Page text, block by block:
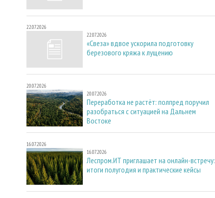
22.07.2026
22.07.2026
«Свеза» вдвое ускорила подготовку
березового кряжа к лущению
20.07.2026
20.07.2026
Переработка не растёт: полпред поручил
разобраться с ситуацией на Дальнем
Востоке
16.07.2026
16.07.2026
Леспром.ИТ приглашает на онлайн-встречу:
итоги полугодия и практические кейсы